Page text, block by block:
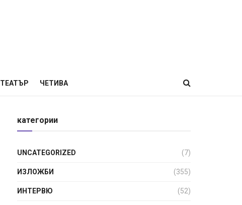
ТЕАТЪР ЧЕТИВА
категории
UNCATEGORIZED (7)
ИЗЛОЖБИ (355)
ИНТЕРВЮ (52)